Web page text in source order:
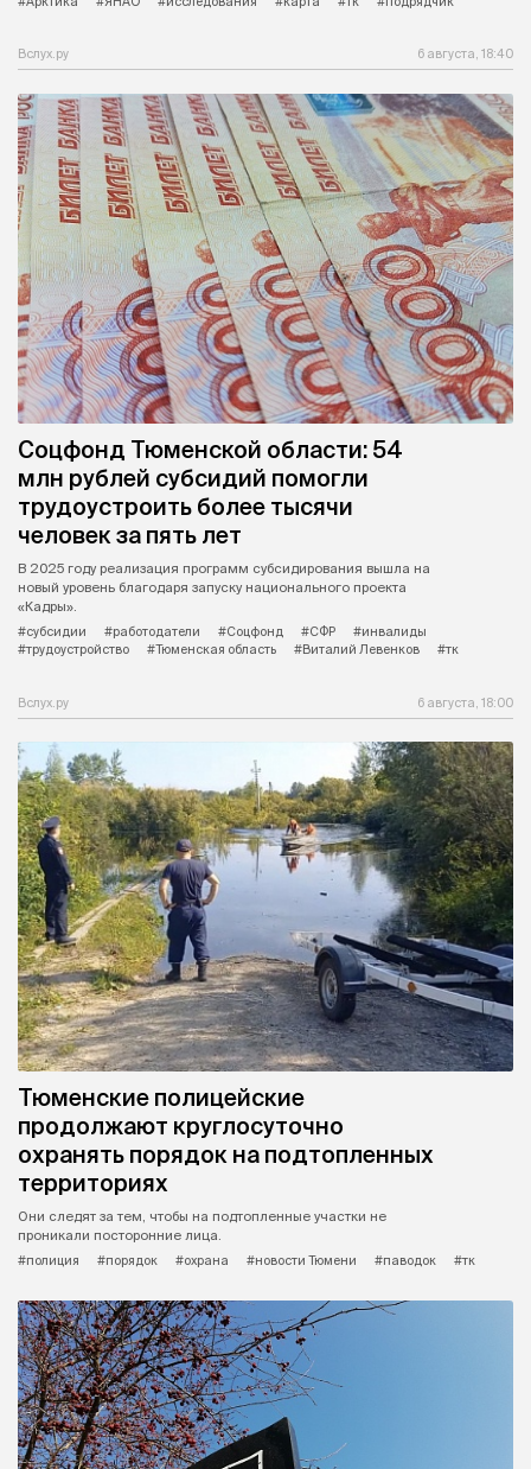
Вслух.ру 6 августа, 18:40
Соцфонд Тюменской области: 54
млн рублей субсидий помогли
трудоустроить более тысячи
человек за пять лет
В 2025 году реализация программ субсидирования вышла на
новый уровень благодаря запуску национального проекта
«Кадры».
#субсидии
#работодатели #Соцфонд #СФР
#инвалиды
#трудоустройство
#Тюменская область #Виталий Левенков #тк
Вслух.ру 6 августа, 18:00
Тюменские полицейские
продолжают круглосуточно
охранять порядок на подтопленных
территориях
Они следят за тем, чтобы на подтопленные участки не
проникали посторонние лица.
#полиция
#порядок #охрана #новости Тюмени #паводок #тк